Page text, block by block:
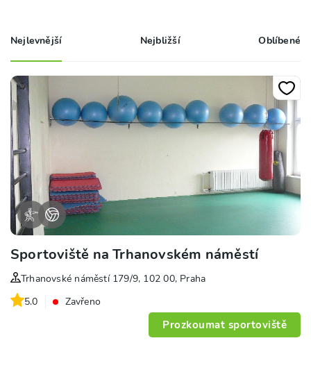
Nejlevnější Nejbližší Oblíbené
Sportoviště na Trhanovském náměstí
Trhanovské náměstí 179/9, 102 00, Praha
5.0
Zavřeno
Prozkoumat sportoviště